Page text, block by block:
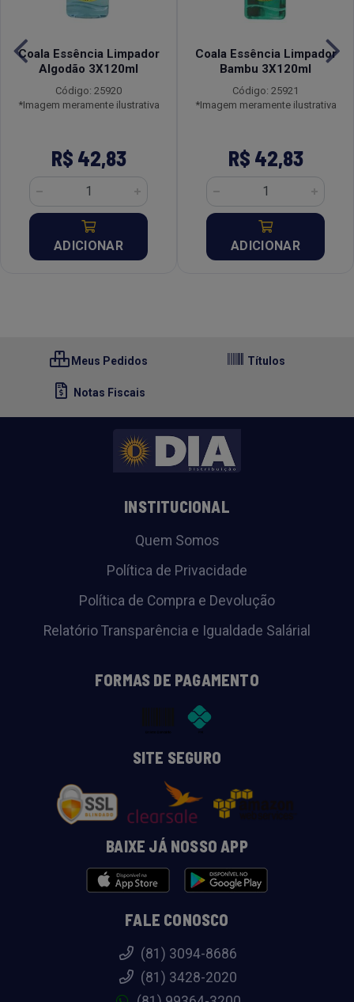
Coala Essência Limpador
Algodão 3X120ml
Código: 25920
*Imagem meramente ilustrativa
R$ 42,83
ADICIONAR
Coala Essência Limpador
Bambu 3X120ml
Código: 25921
*Imagem meramente ilustrativa
R$ 42,83
ADICIONAR
Meus Pedidos Títulos
Notas Fiscais
INSTITUCIONAL
Quem Somos
Política de Privacidade
Política de Compra e Devolução
Relatório Transparência e Igualdade Salárial
FORMAS DE PAGAMENTO
SITE SEGURO
BAIXE JÁ NOSSO APP
FALE CONOSCO
(81) 3094-8686
(81) 3428-2020